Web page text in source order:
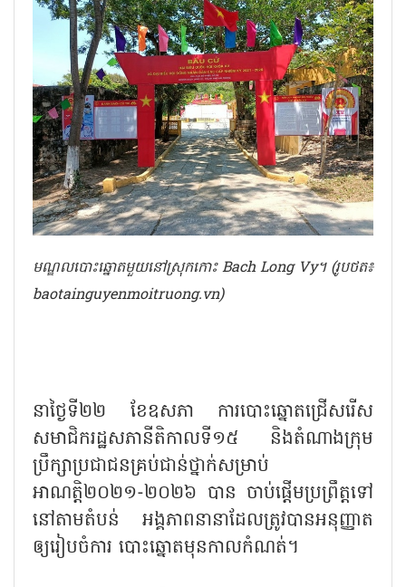
មណ្ឌលបោះឆ្នោតមួយនៅស្រុកកោះ Bach Long Vy។ (រូបថត៖
baotainguyenmoitruong.vn)
នាថ្ងៃទី២២ ខែឧសភា ការបោះឆ្នោតជ្រើសរើស
សមាជិករដ្ឋសភានីតិកាលទី១៥ និងតំណាងក្រុម
ប្រឹក្សាប្រជាជនគ្រប់ជាន់ថ្នាក់សម្រាប់
អាណត្តិ២០២១-២០២៦ បាន ចាប់ផ្ដើមប្រព្រឹត្តទៅ
នៅតាមតំបន់ អង្គភាពនានាដែលត្រូវបានអនុញ្ញាត
ឲ្យរៀបចំការ បោះឆ្នោតមុនកាលកំណត់។